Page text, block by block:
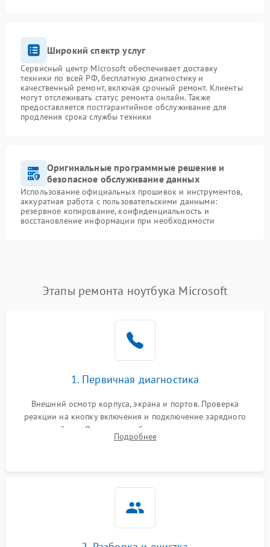
Широкий спектр услуг
Сервисный центр Microsoft обеспечивает доставку
техники по всей РФ, бесплатную диагностику и
качественный ремонт, включая срочный ремонт. Клиенты
могут отслеживать статус ремонта онлайн. Также
предоставляется постгарантийное обслуживание для
продления срока службы техники
Оригинальные программные решение и
безопасное обслуживание данных
Использование официальных прошивок и инструментов,
аккуратная работа с пользовательскими данными:
резервное копирование, конфиденциальность и
восстановление информации при необходимости
Этапы ремонта ноутбука Microsoft
1. Первичная диагностика
Внешний осмотр корпуса, экрана и портов. Проверка
реакции на кнопку включения и подключение зарядного
устройства. Оценка потребления тока с помощью
лабораторного блока питания для локализации проблемы.
Подробнее